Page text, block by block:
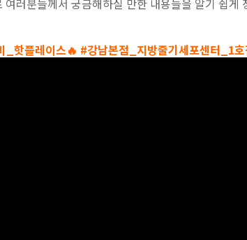
여러분들께서 궁금해하실 만한 내용들을 알기 쉽게
_핫플레이스🔥 #강남본점_지방줄기세포센터_1호